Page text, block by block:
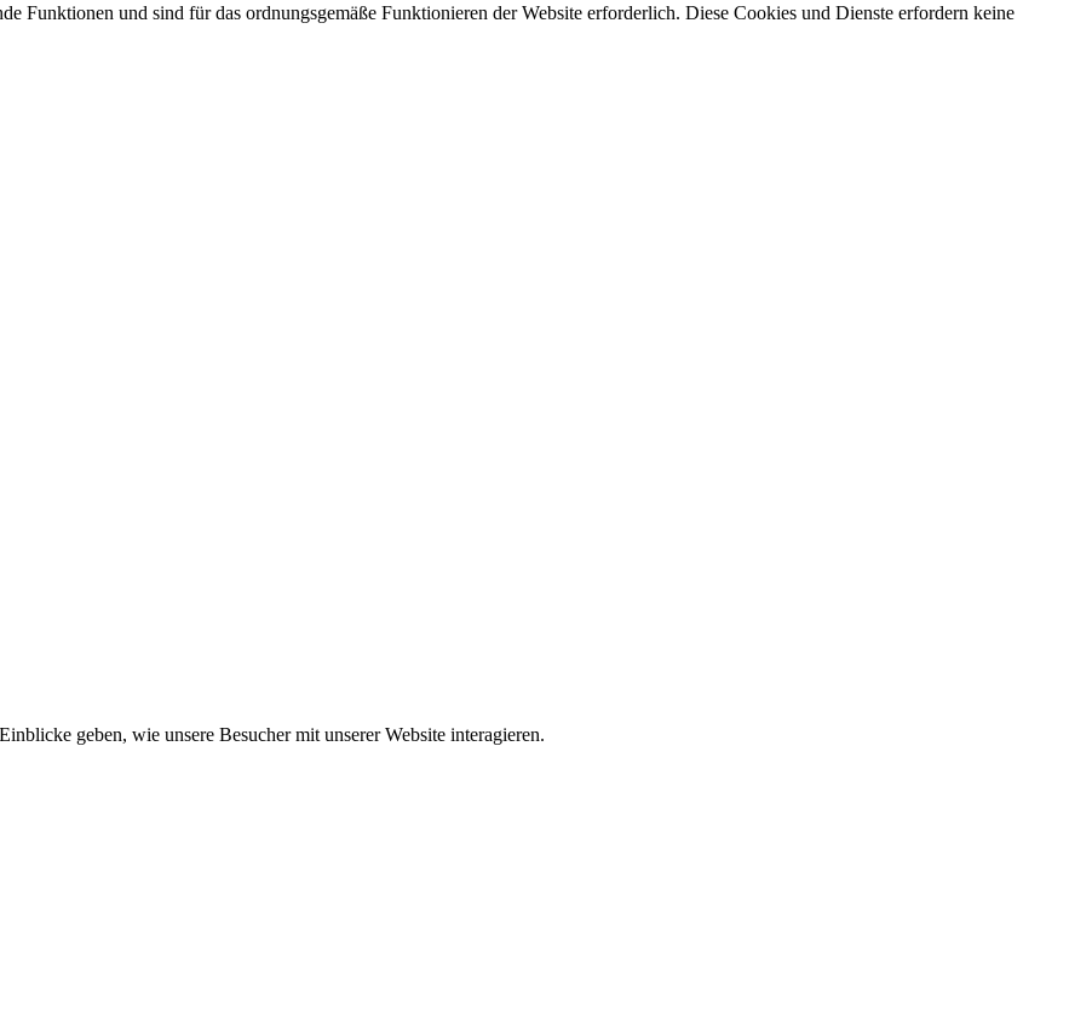
Funktionen und sind für das ordnungsgemäße Funktionieren der Website erforderlich. Diese Cookies und Dienste erfordern keine
geben, wie unsere Besucher mit unserer Website interagieren.